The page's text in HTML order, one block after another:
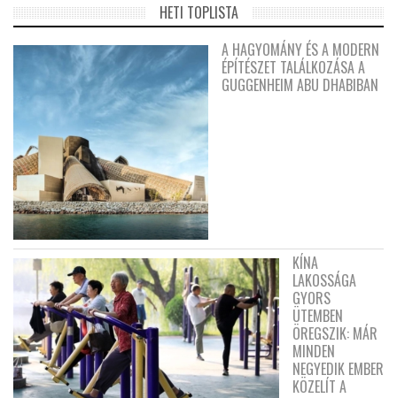
HETI TOPLISTA
A HAGYOMÁNY ÉS A MODERN
ÉPÍTÉSZET TALÁLKOZÁSA A
GUGGENHEIM ABU DHABIBAN
KÍNA
LAKOSSÁGA
GYORS
ÜTEMBEN
ÖREGSZIK: MÁR
MINDEN
NEGYEDIK EMBER
KÖZELÍT A